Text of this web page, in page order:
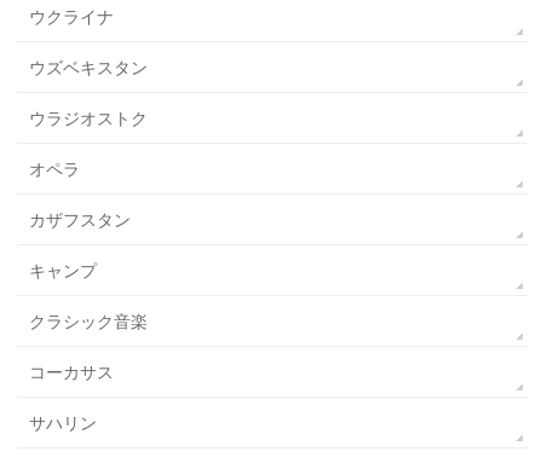
ウクライナ
ウズベキスタン
ウラジオストク
オペラ
カザフスタン
キャンプ
クラシック音楽
コーカサス
サハリン